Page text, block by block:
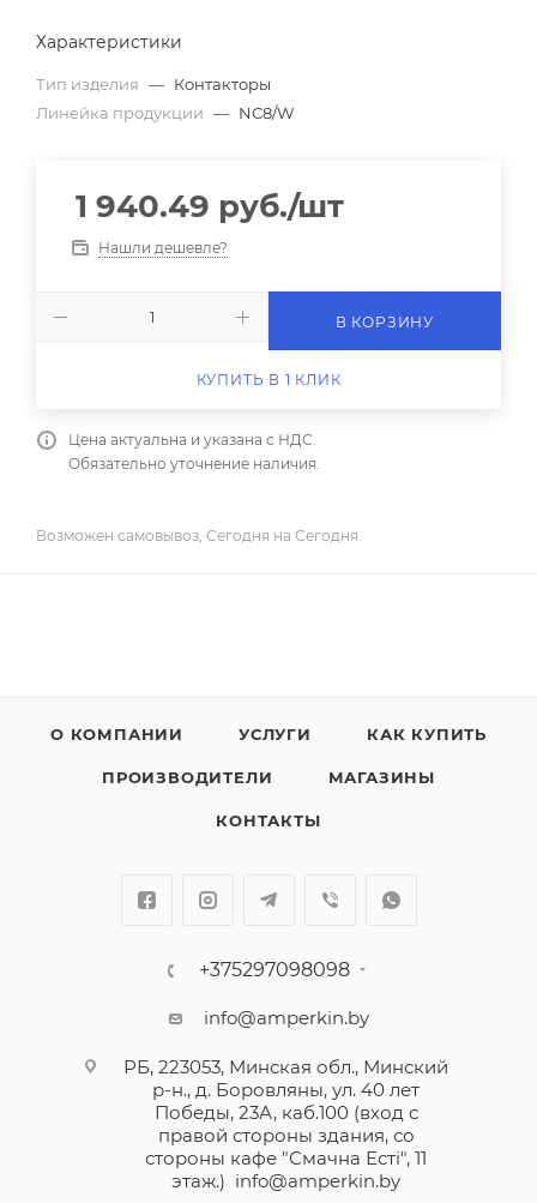
Характеристики
Тип изделия — Контакторы
Линейка продукции — NC8/W
1 940.49 руб./шт
Нашли дешевле?
В КОРЗИНУ
КУПИТЬ В 1 КЛИК
Цена актуальна и указана с НДС.
Обязательно уточнение наличия.
Возможен самовывоз, Сегодня на Сегодня.
О КОМПАНИИ УСЛУГИ КАК КУПИТЬ
ПРОИЗВОДИТЕЛИ МАГАЗИНЫ
КОНТАКТЫ
+375297098098
info@amperkin.by
РБ, 223053, Минская обл., Минский
р-н., д. Боровляны, ул. 40 лет
Победы, 23А, каб.100 (вход с
правой стороны здания, со
стороны кафе "Смачна Естi", 11
этаж.) info@amperkin.by